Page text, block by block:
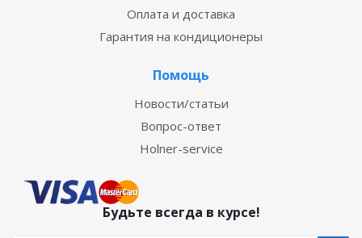
Оплата и доставка
Гарантия на кондиционеры
Помощь
Новости/статьи
Вопрос-ответ
Holner-service
Будьте всегда в курсе!